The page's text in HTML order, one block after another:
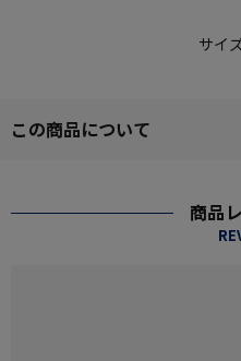
サイ
この商品について
商品